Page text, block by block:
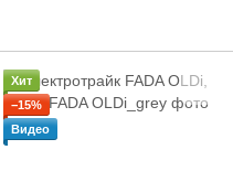
Хит
−15%
Видео